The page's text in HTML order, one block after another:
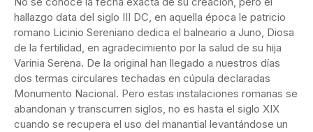
hallazgo data del siglo III DC, en aquella época le patricio
romano Licinio Sereniano dedica el balneario a Juno, Diosa
de la fertilidad, en agradecimiento por la salud de su hija
Varinia Serena. De la original han llegado a nuestros días
dos termas circulares techadas en cúpula declaradas
Monumento Nacional. Pero estas instalaciones romanas se
abandonan y transcurren siglos, no es hasta el siglo XIX
cuando se recupera el uso del manantial levantándose un